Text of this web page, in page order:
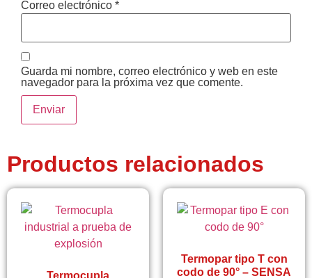
Correo electrónico *
Guarda mi nombre, correo electrónico y web en este
navegador para la próxima vez que comente.
Productos relacionados
Termocupla
Termopar tipo T con
codo de 90° – SENSA